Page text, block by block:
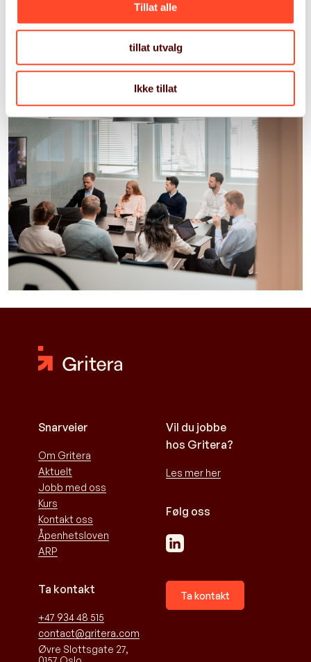
Tillat alle
tillat utvalg
Ikke tillat
Snarveier
Om Gritera
Aktuelt
Jobb med oss
Kurs
Kontakt oss
Åpenhetsloven
ARP
Ta kontakt
+47 934 48 515
contact@gritera.com
Øvre Slottsgate 27,
Vil du jobbe
hos Gritera?
Les mer her
Følg oss
Ta kontakt